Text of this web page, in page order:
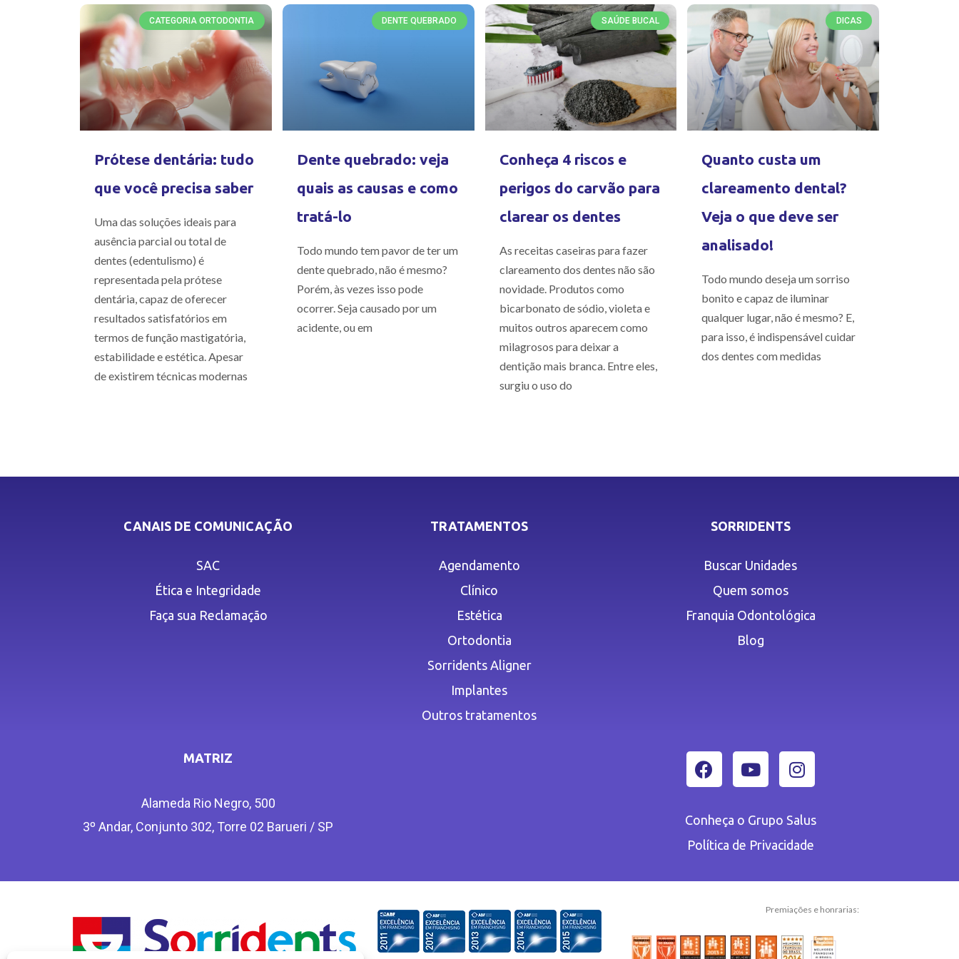
CATEGORIA ORTODONTIA
Prótese dentária: tudo
que você precisa saber
Uma das soluções ideais para
ausência parcial ou total de
dentes (edentulismo) é
representada pela prótese
dentária, capaz de oferecer
resultados satisfatórios em
termos de função mastigatória,
estabilidade e estética. Apesar
de existirem técnicas modernas
DENTE QUEBRADO
Dente quebrado: veja
quais as causas e como
tratá-lo
Todo mundo tem pavor de ter um
dente quebrado, não é mesmo?
Porém, às vezes isso pode
ocorrer. Seja causado por um
acidente, ou em
SAÚDE BUCAL
Conheça 4 riscos e
perigos do carvão para
clarear os dentes
As receitas caseiras para fazer
clareamento dos dentes não são
novidade. Produtos como
bicarbonato de sódio, violeta e
muitos outros aparecem como
milagrosos para deixar a
dentição mais branca. Entre eles,
surgiu o uso do
DICAS
Quanto custa um
clareamento dental?
Veja o que deve ser
analisado!
Todo mundo deseja um sorriso
bonito e capaz de iluminar
qualquer lugar, não é mesmo? E,
para isso, é indispensável cuidar
dos dentes com medidas
CANAIS DE COMUNICAÇÃO
SAC
Ética e Integridade
Faça sua Reclamação
TRATAMENTOS
Agendamento
Clínico
Estética
Ortodontia
Sorridents Aligner
Implantes
Outros tratamentos
SORRIDENTS
Buscar Unidades
Quem somos
Franquia Odontológica
Blog
MATRIZ
Alameda Rio Negro, 500
3º Andar, Conjunto 302, Torre 02 Barueri / SP
Conheça o Grupo Salus
Política de Privacidade
Premiações e honrarias: